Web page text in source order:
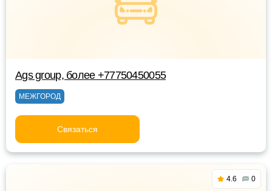
Ags group, более +77750450055
МЕЖГОРОД
Связаться
4.6 0